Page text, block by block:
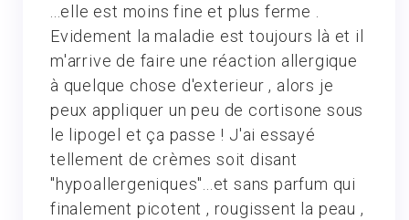
...elle est moins fine et plus ferme .
Evidement la maladie est toujours là et il
m'arrive de faire une réaction allergique
à quelque chose d'exterieur , alors je
peux appliquer un peu de cortisone sous
le lipogel et ça passe ! J'ai essayé
tellement de crèmes soit disant
"hypoallergeniques"...et sans parfum qui
finalement picotent , rougissent la peau ,